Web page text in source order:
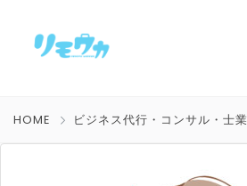
HOME ビジネス代行・コンサル・士業